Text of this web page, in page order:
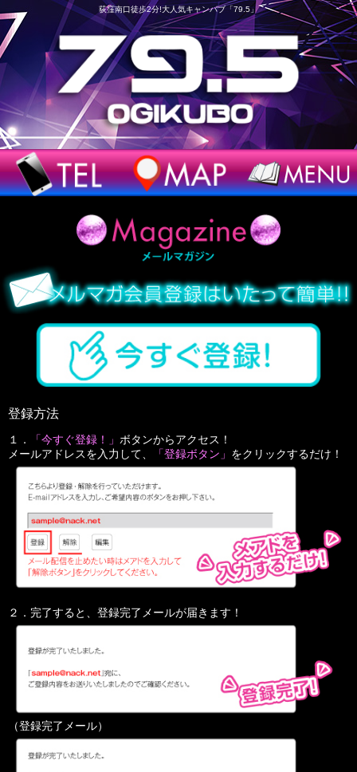
荻窪南口徒歩2分!大人気キャンパブ「79.5」
登録方法
１． 「今すぐ登録！」 ボタンからアクセス！
メールアドレスを入力して、
「登録ボタン」 をクリックするだけ！
２．完了すると、登録完了メールが届きます！
（登録完了メール）